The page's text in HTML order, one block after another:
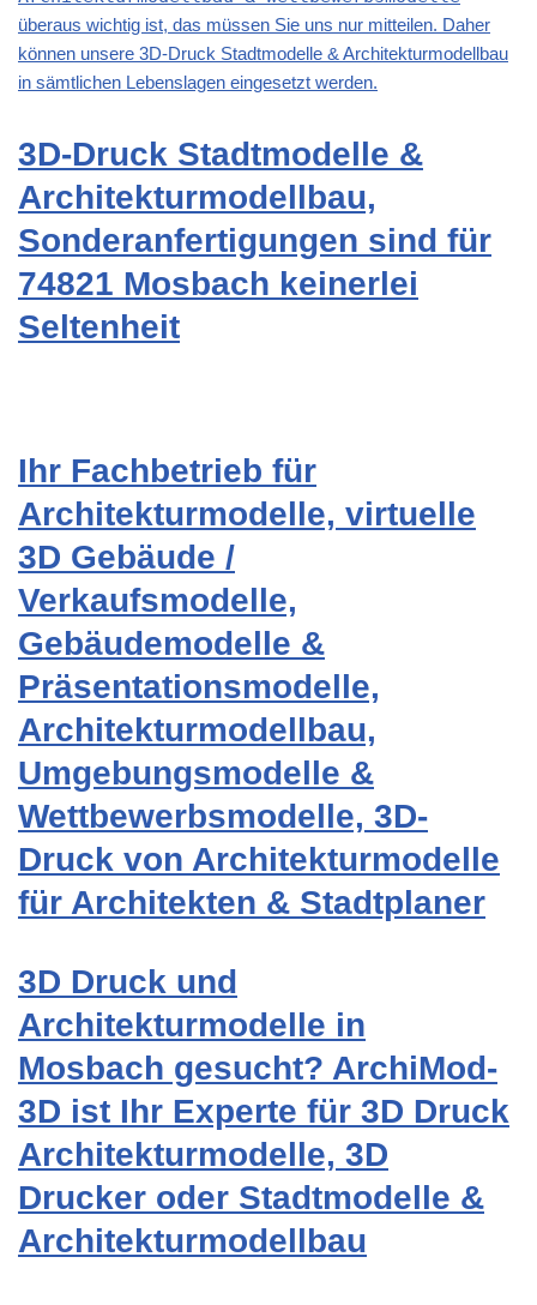
überaus wichtig ist, das müssen Sie uns nur mitteilen. Daher
können unsere 3D-Druck Stadtmodelle & Architekturmodellbau
in sämtlichen Lebenslagen eingesetzt werden.
3D-Druck Stadtmodelle &
Architekturmodellbau,
Sonderanfertigungen sind für
74821 Mosbach keinerlei
Seltenheit
Ihr Fachbetrieb für
Architekturmodelle, virtuelle
3D Gebäude /
Verkaufsmodelle,
Gebäudemodelle &
Präsentationsmodelle,
Architekturmodellbau,
Umgebungsmodelle &
Wettbewerbsmodelle, 3D-
Druck von Architekturmodelle
für Architekten & Stadtplaner
3D Druck und
Architekturmodelle in
Mosbach gesucht? ArchiMod-
3D ist Ihr Experte für 3D Druck
Architekturmodelle, 3D
Drucker oder Stadtmodelle &
Architekturmodellbau